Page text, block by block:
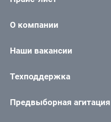
О компании
Наши вакансии
Техподдержка
Предвыборная агитация